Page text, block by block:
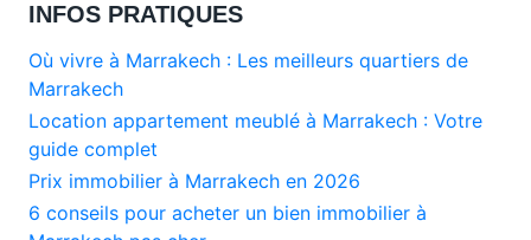
INFOS PRATIQUES
Où vivre à Marrakech : Les meilleurs quartiers de
Marrakech
Location appartement meublé à Marrakech : Votre
guide complet
Prix immobilier à Marrakech en 2026
6 conseils pour acheter un bien immobilier à